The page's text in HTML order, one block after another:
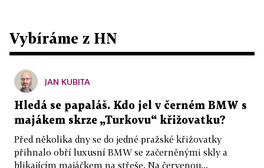
Vybíráme z HN
JAN KUBITA
Hledá se papaláš. Kdo jel v černém BMW s
majákem skrze „Turkovu“ křižovatku?
Před několika dny se do jedné pražské křižovatky
přihnalo obří luxusní BMW se začerněnými skly a
blikajícím majáčkem na střeše. Na červenou...